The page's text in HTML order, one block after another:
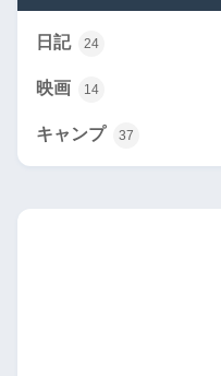
日記 24
映画 14
キャンプ 37